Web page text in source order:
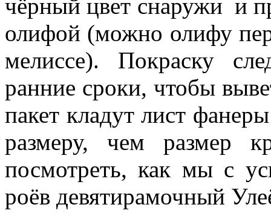
чёрный цвет снаружи и
олифой (можно олифу
мелиссе). Покраску
ранние сроки, чтобы
пакет кладут лист
размеру, чем размер
посмотреть, как мы с
роёв девятирамочный